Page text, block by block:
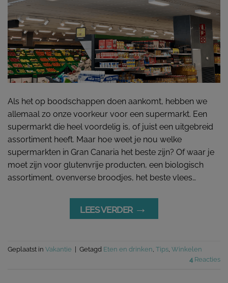
Als het op boodschappen doen aankomt, hebben we
allemaal zo onze voorkeur voor een supermarkt. Een
supermarkt die heel voordelig is, of juist een uitgebreid
assortiment heeft. Maar hoe weet je nou welke
supermarkten in Gran Canaria het beste zijn? Of waar je
moet zijn voor glutenvrije producten, een biologisch
assortiment, ovenverse broodjes, het beste vlees…
LEES VERDER →
Geplaatst in Vakantie Getagd Eten en drinken Tips Winkelen
4 Reacties